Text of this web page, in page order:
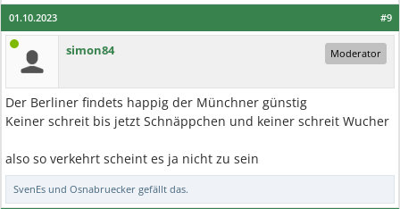
#9
01.10.2023
simon84 Moderator
Der Berliner findets happig der Münchner günstig
Keiner schreit bis jetzt Schnäppchen und keiner schreit Wucher
also so verkehrt scheint es ja nicht zu sein
SvenEs und Osnabruecker gefällt das.